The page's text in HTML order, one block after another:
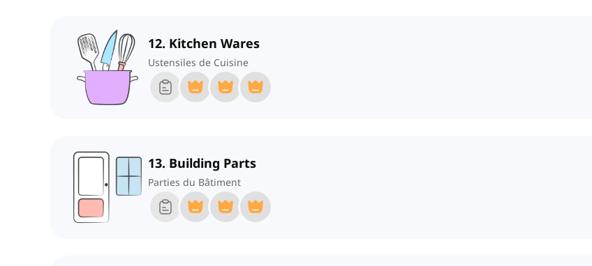
12. Kitchen Wares
Ustensiles de Cuisine
13. Building Parts
Parties du Bâtiment